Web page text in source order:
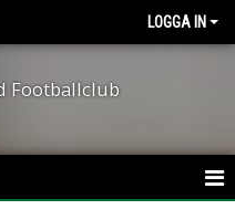
LOGGA IN
Footballclub